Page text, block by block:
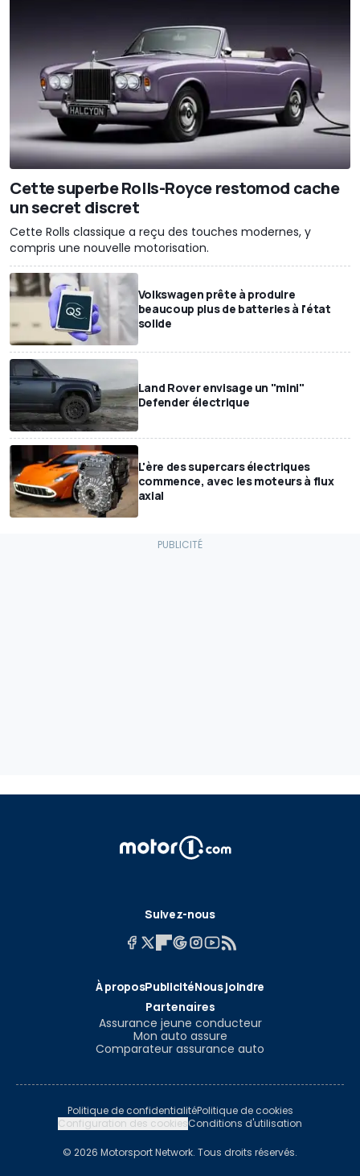
Cette superbe Rolls-Royce restomod cache
un secret discret
Cette Rolls classique a reçu des touches modernes, y
compris une nouvelle motorisation.
Volkswagen prête à produire
beaucoup plus de batteries à l'état
solide
Land Rover envisage un "mini"
Defender électrique
L'ère des supercars électriques
commence, avec les moteurs à flux
axial
Suivez-nous
À proposPublicitéNous joindre
Partenaires
Assurance jeune conducteur
Mon auto assure
Comparateur assurance auto
Politique de confidentialitéPolitique de cookies
Configuration des cookiesConditions d'utilisation
© 2026 Motorsport Network. Tous droits réservés.